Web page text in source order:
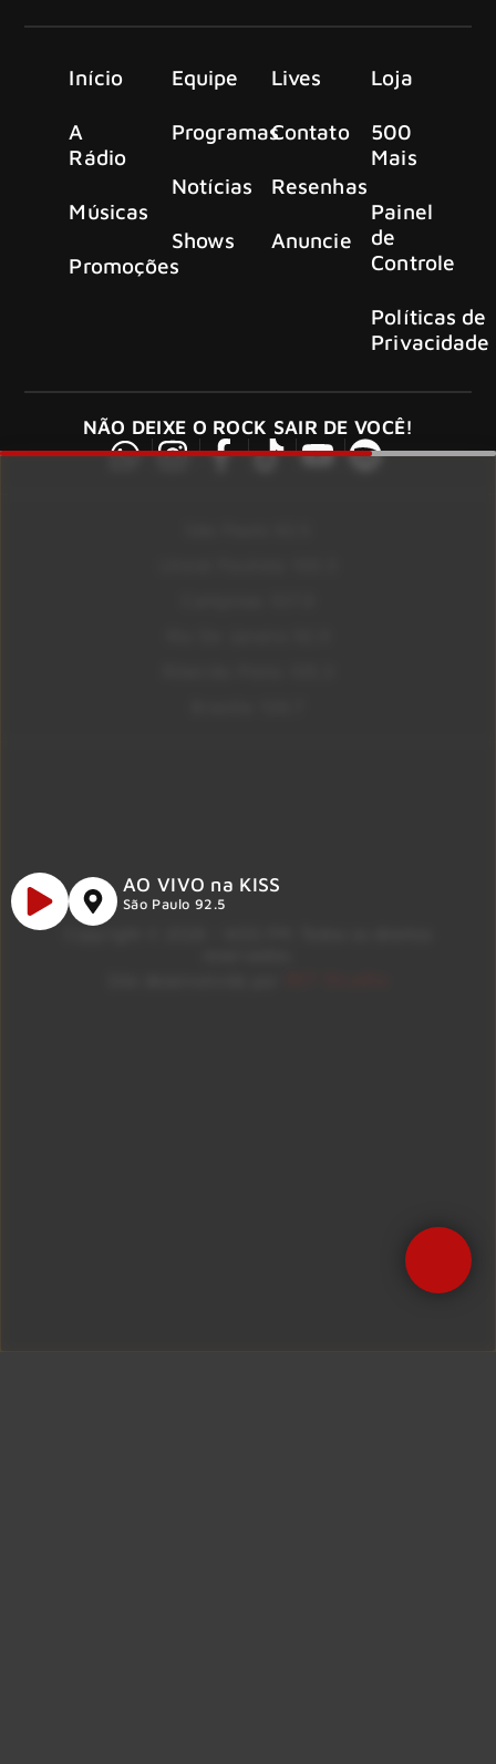
Início
A
Rádio
Músicas
Promoções
Equipe
Programas
Notícias
Shows
Lives
Contato
Resenhas
Anuncie
Loja
500
Mais
Painel
de
Controle
Políticas de
Privacidade
NÃO DEIXE O ROCK SAIR DE VOCÊ!
AO VIVO na KISS
São Paulo 92.5